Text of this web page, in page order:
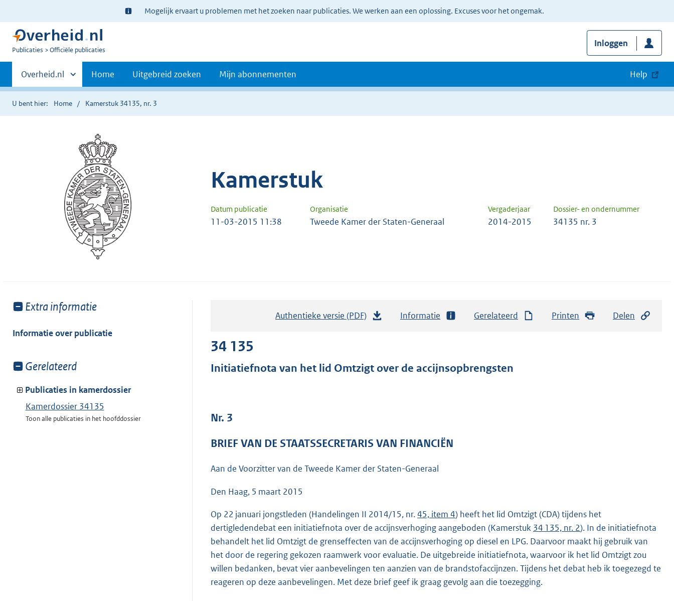
Ter
informatie:
Mogelijk ervaart u problemen met het zoeken naar publicaties. We werken aan een oplossing. Excuses voor het ongemak.
U
Publicaties Officiële publicaties
Inloggen
Primaire
navigatie
Andere
sites
binnen
Overheid.nl Home Uitgebreid zoeken Mijn abonnementen Help
U bent hier: Home Kamerstuk 34135, nr. 3
Kamerstuk
Datum publicatie Organisatie Vergaderjaar Dossier- en ondernummer
11-03-2015 11:38 Tweede Kamer der Staten-Generaal 2014-2015 34135 nr. 3
Toon
van:
Extra informatie
Informatie over publicatie
Toon
van:
Gerelateerd
Publicaties in kamerdossier
Kamerdossier 34135
Toon alle publicaties in het hoofddossier
Authentieke versie (PDF)
a
r
o
4
1
K
b
Informatie Gerelateerd Printen Delen
34 135
Initiatiefnota van het lid Omtzigt over de accijnsopbrengsten
Nr. 3
BRIEF VAN DE STAATSSECRETARIS VAN FINANCIËN
Aan de Voorzitter van de Tweede Kamer der Staten-Generaal
Den Haag, 5 maart 2015
Op 22 januari jongstleden (Handelingen II 2014/15, nr. 45, item 4) heeft het lid Omtzigt (CDA) tijdens het
dertigledendebat een initiatiefnota over de accijnsverhoging aangeboden (Kamerstuk 34 135, nr. 2). In de initiatiefnota
behandelt het lid Omtzigt de grenseffecten van de accijnsverhoging op diesel en LPG. Daarvoor maakt hij gebruik van
het door de regering gekozen raamwerk voor evaluatie. De uitgebreide initiatiefnota, waarvoor ik het lid Omtzigt zou
willen bedanken, bevat vier aanbevelingen ten aanzien van de brandstofaccijnzen. Tijdens het debat heb ik toegezegd te
reageren op deze aanbevelingen. Met deze brief geef ik graag gevolg aan die toezegging.